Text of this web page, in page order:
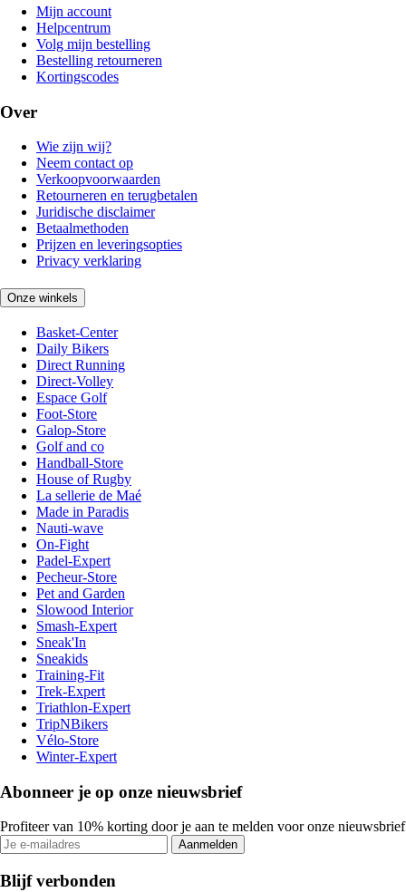
Mijn account
Helpcentrum
Volg mijn bestelling
Bestelling retourneren
Kortingscodes
Over
Wie zijn wij?
Neem contact op
Verkoopvoorwaarden
Retourneren en terugbetalen
Juridische disclaimer
Betaalmethoden
Prijzen en leveringsopties
Privacy verklaring
Onze winkels
Basket-Center
Daily Bikers
Direct Running
Direct-Volley
Espace Golf
Foot-Store
Galop-Store
Golf and co
Handball-Store
House of Rugby
La sellerie de Maé
Made in Paradis
Nauti-wave
On-Fight
Padel-Expert
Pecheur-Store
Pet and Garden
Slowood Interior
Smash-Expert
Sneak'In
Sneakids
Training-Fit
Trek-Expert
Triathlon-Expert
TripNBikers
Vélo-Store
Winter-Expert
Abonneer je op onze nieuwsbrief
Profiteer van 10% korting door je aan te melden voor onze nieuwsbrief
Aanmelden
Blijf verbonden